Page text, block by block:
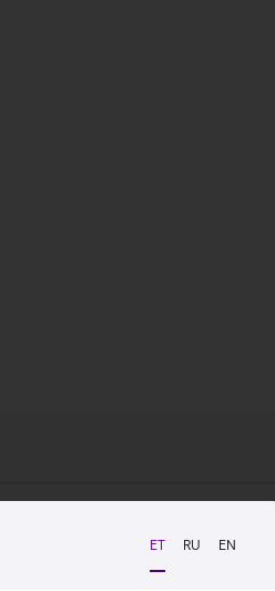
ET RU EN
vaid 2,3 cm kaugusele seinast,